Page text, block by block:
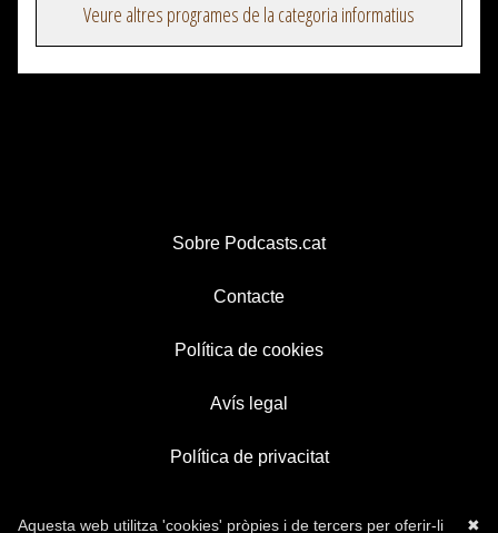
Veure altres programes de la categoria informatius
Sobre Podcasts.cat
Contacte
Política de cookies
Avís legal
Política de privacitat
✖
Aquesta web utilitza 'cookies' pròpies i de tercers per oferir-li